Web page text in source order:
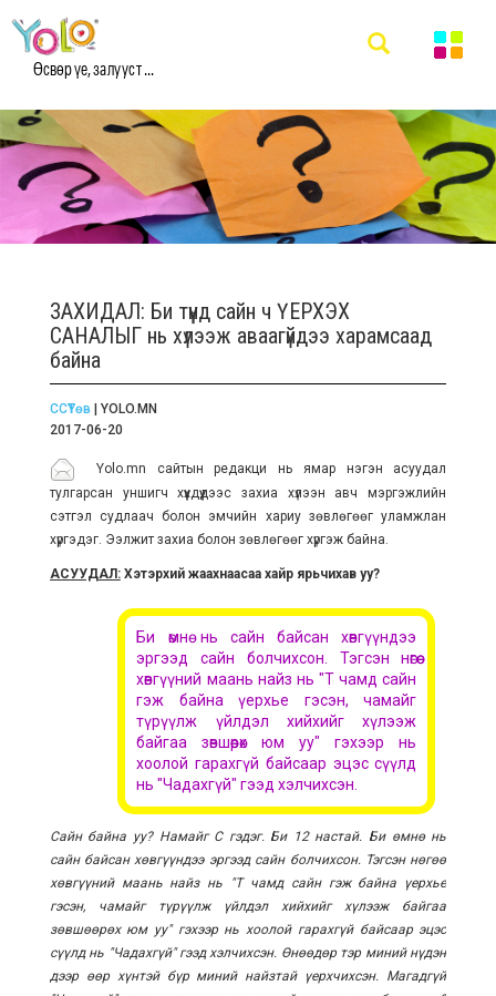
Өсвөр үе, залууст ...
ЗАХИДАЛ: Би түүнд сайн ч ҮЕРХЭХ
САНАЛЫГ нь хүлээж аваагүйдээ харамсаад
байна
ССҮТөв | YOLO.MN
2017-06-20
Yolo.mn сайтын редакци нь ямар нэгэн асуудал
тулгарсан уншигч хүүхдүүдээс захиа хүлээн авч мэргэжлийн
сэтгэл судлаач болон эмчийн хариу зөвлөгөөг уламжлан
хүргэдэг. Ээлжит захиа болон зөвлөгөөг хүргэж байна.
АСУУДАЛ:Хэтэрхий жаахнаасаа хайр ярьчихав уу?
Би өмнө нь сайн байсан хөвгүүндээ
эргээд сайн болчихсон. Тэгсэн нөгөө
хөвгүүний маань найз нь "Т чамд сайн
гэж байна үерхье гэсэн, чамайг
түрүүлж үйлдэл хийхийг хүлээж
байгаа зөвшөөрөх юм уу" гэхээр нь
хоолой гарахгүй байсаар эцэс сүүлд
нь "Чадахгүй" гээд хэлчихсэн.
Сайн байна уу? Намайг С гэдэг. Би 12 настай. Би өмнө нь
сайн байсан хөвгүүндээ эргээд сайн болчихсон. Тэгсэн нөгөө
хөвгүүний маань найз нь "Т чамд сайн гэж байна үерхье
гэсэн, чамайг түрүүлж үйлдэл хийхийг хүлээж байгаа
зөвшөөрөх юм уу" гэхээр нь хоолой гарахгүй байсаар эцэс
сүүлд нь "Чадахгүй" гээд хэлчихсэн. Өнөөдөр тэр миний нүдэн
дээр өөр хүнтэй бүр миний найзтай үерхчихсэн. Магадгүй